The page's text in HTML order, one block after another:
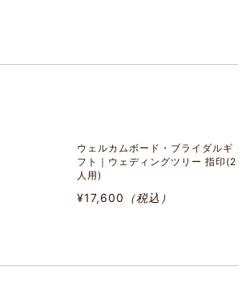
ウェルカムボード・ブライダルギ
フト｜ウェディングツリー 指印(2
人用)
¥17,600 （税込）